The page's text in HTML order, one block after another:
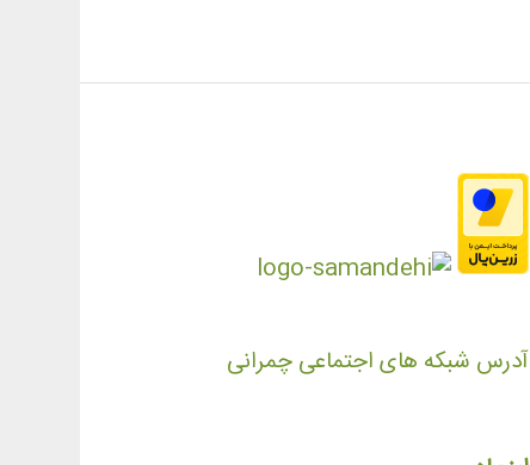
آدرس شبکه های اجتماعی چمرانی